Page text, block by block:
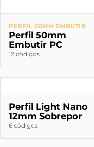
PERFIL 50MM EMBUTIR
Perfil 50mm
Embutir PC
12 códigos
Perfil Light Nano
12mm Sobrepor
6 códigos